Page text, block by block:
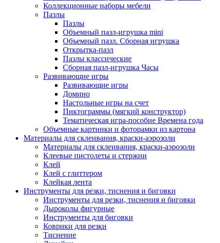
Коллекционные наборы мебели
Пазлы
Пазлы
Объемный пазл-игрушка mini
Объемный пазл. Сборная игрушка
Открытка-пазл
Пазлы классические
Сборная пазл-игрушка Часы
Развивающие игры
Развивающие игры
Домино
Настольные игры на счет
Пиктограммы (мягкий конструктор)
Тематическая игра-пособие Времена года
Объемные картинки и фоторамки из картона
Материалы для склеивания, краски-аэрозоли
Материалы для склеивания, краски-аэрозоли
Клеевые пистолеты и стержни
Клей
Клей с глиттером
Клейкая лента
Инструменты для резки, тиснения и биговки
Инструменты для резки, тиснения и биговки
Дыроколы фигурные
Инструменты для биговки
Коврики для резки
Тиснение